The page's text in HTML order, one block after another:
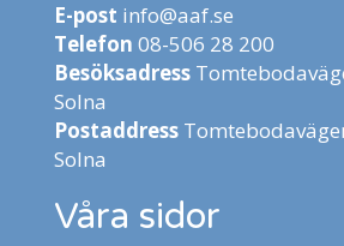
E-post info@aaf.se
Telefon 08-506 28 200
Besöksadress
Solna
Postaddress
Solna
Våra sidor